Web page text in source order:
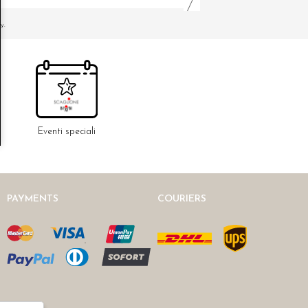
Eventi speciali
PAYMENTS COURIERS